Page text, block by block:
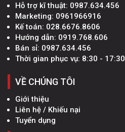
Hỗ trợ kĩ thuật: 0987.634.456
Marketing: 0961966916
Kế toán: 028.6676.8606
Hướng dẫn: 0919.768.606
Bán sỉ: 0987.634.456
Thời gian phục vụ: 8:30 - 17:30
VỀ CHÚNG TÔI
Giới thiệu
Liên hệ / Khiếu nại
Tuyển dụng